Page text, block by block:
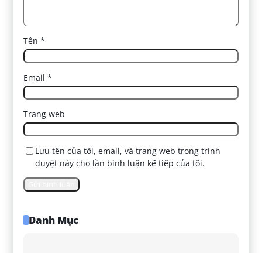
Tên*
Email*
Trang web
Lưu tên của tôi, email, và trang web trong trình
duyệt này cho lần bình luận kế tiếp của tôi.
Danh Mục